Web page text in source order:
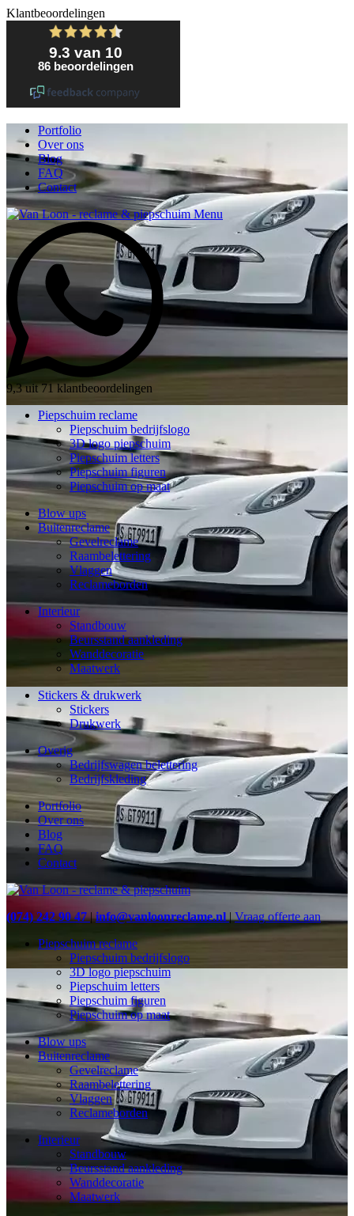
Klantbeoordelingen
Portfolio
Over ons
Blog
FAQ
Contact
Menu
9,3 uit 71 klantbeoordelingen
Piepschuim reclame
Piepschuim bedrijfslogo
3D logo piepschuim
Piepschuim letters
Piepschuim figuren
Piepschuim op maat
Blow ups
Buitenreclame
Gevelreclame
Raambelettering
Vlaggen
Reclameborden
Interieur
Standbouw
Beursstand aankleding
Wanddecoratie
Maatwerk
Stickers & drukwerk
Stickers
Drukwerk
Overig
Bedrijfswagen belettering
Bedrijfskleding
Portfolio
Over ons
Blog
FAQ
Contact
(074) 242 90 47 | info@vanloonreclame.nl | Vraag offerte aan
Piepschuim reclame
Piepschuim bedrijfslogo
3D logo piepschuim
Piepschuim letters
Piepschuim figuren
Piepschuim op maat
Blow ups
Buitenreclame
Gevelreclame
Raambelettering
Vlaggen
Reclameborden
Interieur
Standbouw
Beursstand aankleding
Wanddecoratie
Maatwerk